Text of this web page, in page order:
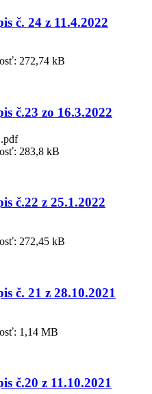
č. 24 z 11.4.2022
272,74 kB
č.23 zo 16.3.2022
283,8 kB
č.22 z 25.1.2022
272,45 kB
č. 21 z 28.10.2021
1,14 MB
č.20 z 11.10.2021